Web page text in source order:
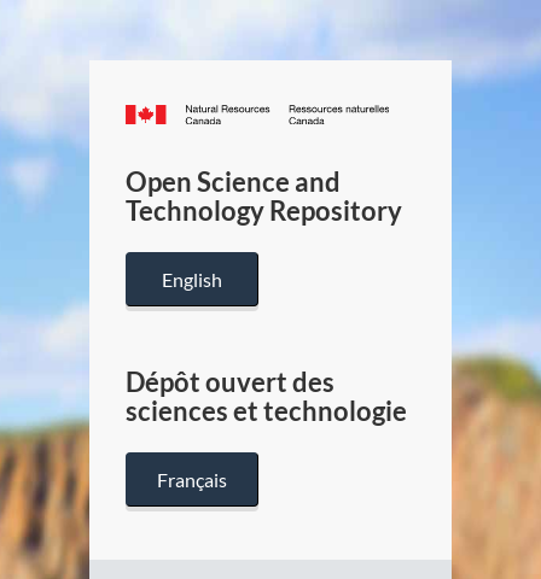
Canada.ca
/
Canada
Open Science and
Technology Repository
English
Dépôt ouvert des
sciences et technologie
Français